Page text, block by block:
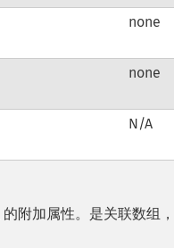
none
none
N/A
的附加属性。是关联数组